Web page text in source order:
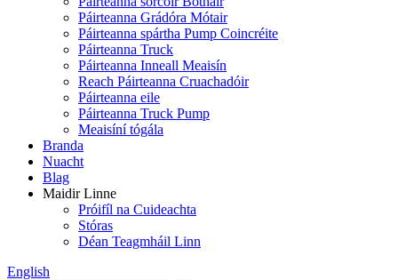
Páirteanna Grádóra Mótair
Páirteanna spártha Pump Coincréite
Páirteanna Truck
Páirteanna Inneall Meaisín
Reach Páirteanna Cruachadóir
Páirteanna eile
Páirteanna Truck Pump
Meaisíní tógála
Branda
Nuacht
Blag
Maidir Linne
Próifíl na Cuideachta
Stóras
Déan Teagmháil Linn
English